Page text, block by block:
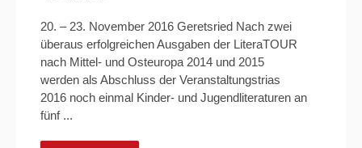
20. – 23. November 2016 Geretsried Nach zwei
überaus erfolgreichen Ausgaben der LiteraTOUR
nach Mittel- und Osteuropa 2014 und 2015
werden als Abschluss der Veranstaltungstrias
2016 noch einmal Kinder- und Jugendliteraturen an
fünf ...